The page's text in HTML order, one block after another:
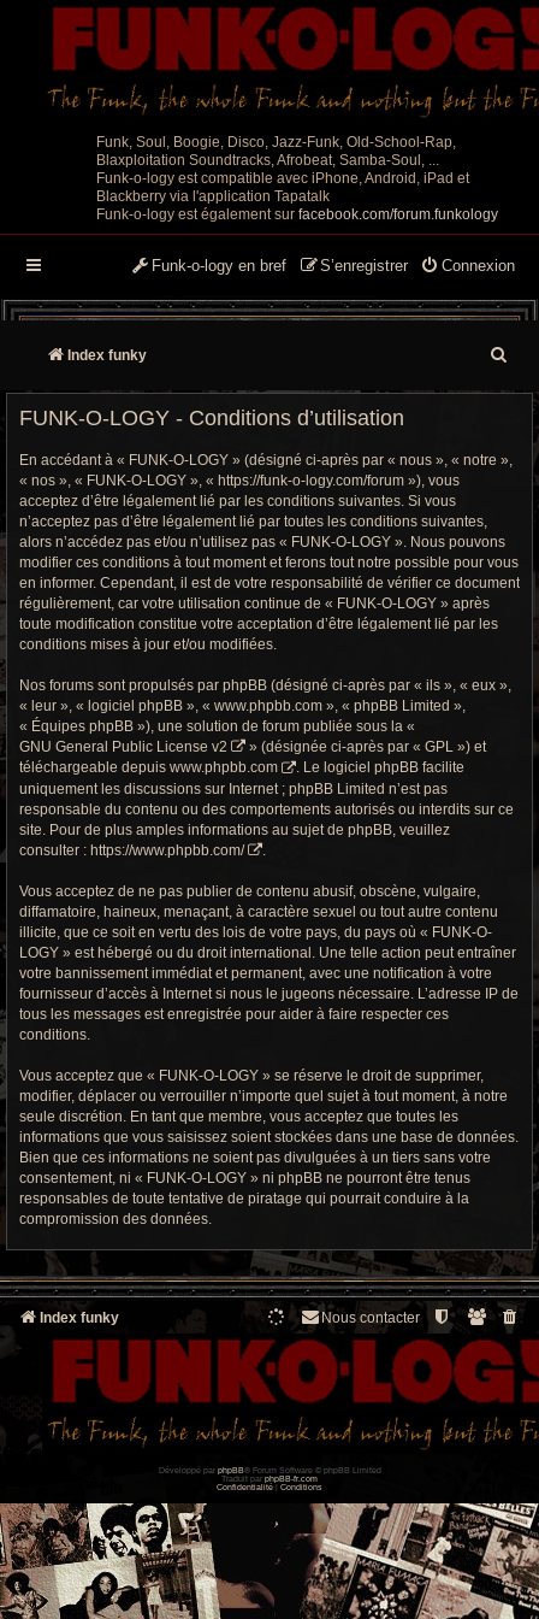
Funk, Soul, Boogie, Disco, Jazz-Funk, Old-School-Rap,
Blaxploitation Soundtracks, Afrobeat, Samba-Soul, ...
Funk-o-logy est compatible avec iPhone, Android, iPad et
Blackberry via l'application Tapatalk
Funk-o-logy est également sur facebook.com/forum.funkology
Connexion
S’enregistrer
Funk-o-logy en bref
Index funky
e
h
c
o
FUNK-O-LOGY - Conditions d’utilisation
En accédant à « FUNK-O-LOGY » (désigné ci-après par « nous », « notre »,
« nos », « FUNK-O-LOGY », « https://funk-o-logy.com/forum »), vous
acceptez d’être légalement lié par les conditions suivantes. Si vous
n’acceptez pas d’être légalement lié par toutes les conditions suivantes,
alors n’accédez pas et/ou n’utilisez pas « FUNK-O-LOGY ». Nous pouvons
modifier ces conditions à tout moment et ferons tout notre possible pour vous
en informer. Cependant, il est de votre responsabilité de vérifier ce document
régulièrement, car votre utilisation continue de « FUNK-O-LOGY » après
toute modification constitue votre acceptation d’être légalement lié par les
conditions mises à jour et/ou modifiées.
Nos forums sont propulsés par phpBB (désigné ci-après par « ils », « eux »,
« leur », « logiciel phpBB », « www.phpbb.com », « phpBB Limited »,
« Équipes phpBB »), une solution de forum publiée sous la «
GNU General Public License v2
» (désignée ci-après par « GPL ») et
téléchargeable depuis www.phpbb.com
. Le logiciel phpBB facilite
uniquement les discussions sur Internet ; phpBB Limited n’est pas
responsable du contenu ou des comportements autorisés ou interdits sur ce
site. Pour de plus amples informations au sujet de phpBB, veuillez
consulter : https://www.phpbb.com/
Vous acceptez de ne pas publier de contenu abusif, obscène, vulgaire,
diffamatoire, haineux, menaçant, à caractère sexuel ou tout autre contenu
illicite, que ce soit en vertu des lois de votre pays, du pays où « FUNK-O-
LOGY » est hébergé ou du droit international. Une telle action peut entraîner
votre bannissement immédiat et permanent, avec une notification à votre
fournisseur d’accès à Internet si nous le jugeons nécessaire. L’adresse IP de
tous les messages est enregistrée pour aider à faire respecter ces
conditions.
Vous acceptez que « FUNK-O-LOGY » se réserve le droit de supprimer,
modifier, déplacer ou verrouiller n’importe quel sujet à tout moment, à notre
seule discrétion. En tant que membre, vous acceptez que toutes les
informations que vous saisissez soient stockées dans une base de données.
Bien que ces informations ne soient pas divulguées à un tiers sans votre
consentement, ni « FUNK-O-LOGY » ni phpBB ne pourront être tenus
responsables de toute tentative de piratage qui pourrait conduire à la
compromission des données.
Index funky Nous contacter
Développé par phpBB® Forum Software © phpBB Limited
Traduit par phpBB-fr.com
Confidentialité
Conditions